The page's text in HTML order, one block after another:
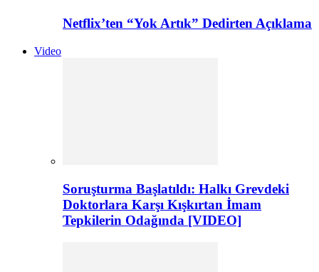
Netflix’ten “Yok Artık” Dedirten Açıklama
Video
Soruşturma Başlatıldı: Halkı Grevdeki
Doktorlara Karşı Kışkırtan İmam
Tepkilerin Odağında [VIDEO]